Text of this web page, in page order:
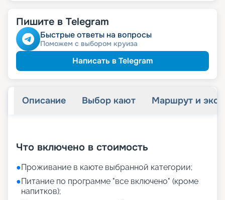
Пишите в Telegram
Быстрые ответы на вопросы
Поможем с выбором круиза
Написать в Telegram
Описание Выбор кают Маршрут и
Что включено в стоимость
●Проживание в каюте выбранной категории;
●Питание по программе "все включено" (кроме
напитков);